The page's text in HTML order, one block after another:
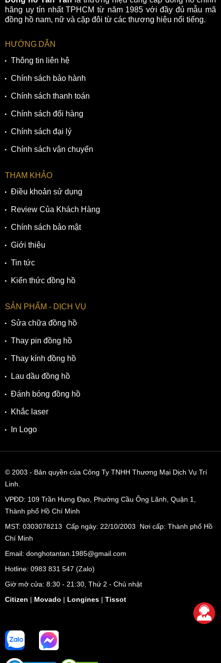
Hồ Tân Tân, khách hàng sẽ được hỗ trợ giao hàng miễn phí
cùng thời gian bảo hành 4 năm (bao gồm 2 năm quốc tế và
2 năm tại Tân Tân).
hãng uy tín nhất TPHCM từ năm 1985 với đầy đủ mẫu mã
đồng hồ nam, nữ và cặp đôi từ các thương hiệu nổi tiếng.
HƯỚNG DẪN
Thông tin liên hệ
Chính sách bảo hành
Chính sách thanh toán
Chính sách đổi hàng
Chính sách đại lý
Chính sách vận chuyển
THAM KHẢO
Điều khoản sử dụng
Review Của Khách Hàng
Chính sách bảo mật
Giới thiệu
Tin tức
Kiến thức đồng hồ
SẢN PHẨM - DỊCH VỤ
Sửa chữa đồng hồ
Thay pin đồng hồ
Thay kính đồng hồ
Lau dầu đồng hồ
Đánh bóng đồng hồ
Khắc laser
In Logo
© 2003 - Bản quyền của Công Ty TNHH Thương Mại Dịch Vụ Trí
Linh.
VPĐD: 109 Trần Hưng Đạo, Phường Cầu Ông Lãnh, Quận 1,
Thành phố Hồ Chí Minh
MST: 0303078213 Cấp ngày: 22/10/2003 Nơi cấp: Thành phố Hồ
Chí Minh
Email: donghotantan.1985@gmail.com
Hotline: 0983 831 547 (Zalo)
Giờ mở cửa: 8:30 - 21:30, Thứ 2 - Chủ nhật
Citizen | Movado | Longines | Tissot